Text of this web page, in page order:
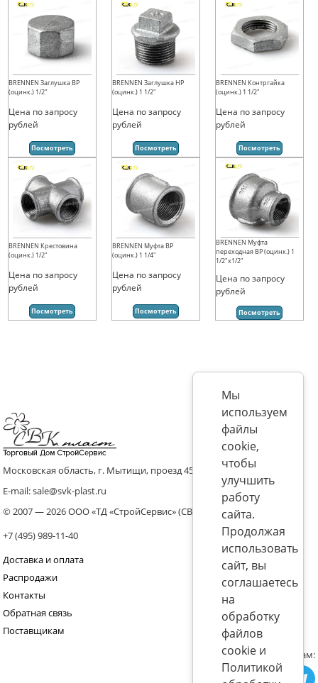
BRENNEN Заглушка ВР
(оцинк.) 1/2"
Цена по запросу
рублей
Посмотреть
BRENNEN Заглушка НР
(оцинк.) 1 1/2"
Цена по запросу
рублей
Посмотреть
BRENNEN Контргайка
(оцинк.) 1 1/2"
Цена по запросу
рублей
Посмотреть
BRENNEN Крестовина
(оцинк.) 1/2"
Цена по запросу
рублей
Посмотреть
BRENNEN Муфта ВР
(оцинк.) 1 1/4"
Цена по запросу
рублей
Посмотреть
BRENNEN Муфта
переходная ВР (оцинк.) 1
1/2"х1/2"
Цена по запросу
рублей
Посмотреть
Московская область, г. Мытищи, проезд 4536 владение 8, стр.10
E-mail: sale@svk-plast.ru
© 2007 — 2026 ООО «ТД «СтройСервис» (СВК)
+7 (495) 989-11-40
Доставка и оплата
Распродажи
Контакты
Обратная связь
Поставщикам
Присоединяйтесь к нам:
Мы
используем
файлы
cookie,
чтобы
улучшить
работу
сайта.
Продолжая
использовать
сайт, вы
соглашаетесь
на
обработку
файлов
cookie и
Политикой